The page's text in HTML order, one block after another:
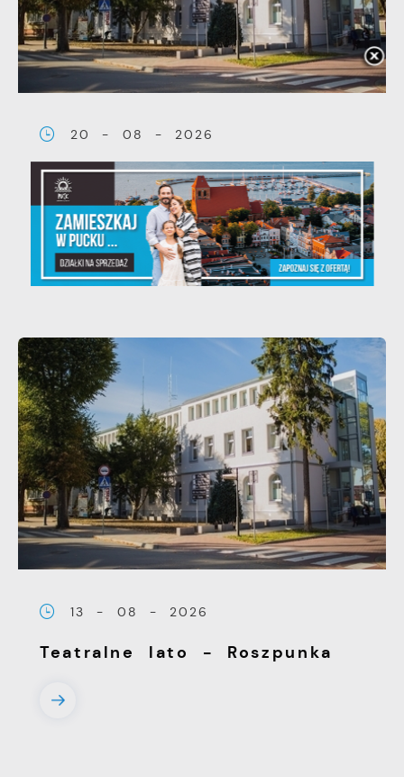
20 - 08 - 2026
Teatralne lato - Zdrowo i
kolorowo
13 - 08 - 2026
Teatralne lato - Roszpunka